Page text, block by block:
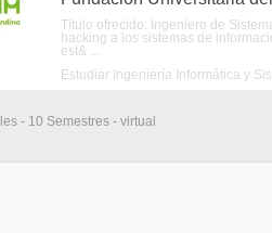
Título ofrecido: Ingeniero de
hacking a los sistemas de
est& ...
Estudiar Ingeniería Informática y
- 10 Semestres - virtual